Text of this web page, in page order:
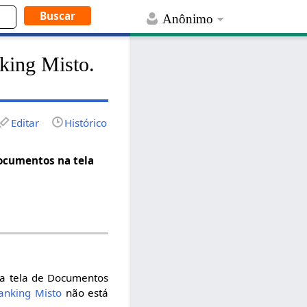
Anônimo
Misto.
Editar Histórico
na tela
tela de Documentos
Mistonão está